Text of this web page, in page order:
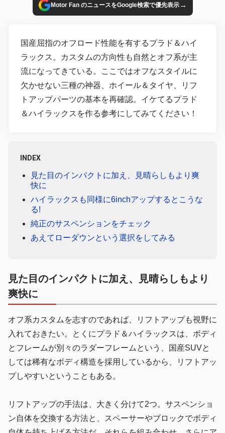
Motor Fan のニュースをGoogle検索で優先表示→
国産屈指のオフロード性能を有するプラド＆ハイ
ラックス。カスタムの方向性も自然とオフ系が主
流になってきている。ここではオフなスタイルに
欠かせない三種の神器、ホイール＆タイヤ、リフ
トアップパーツの基本を再確認。イケてるプラド
＆ハイラックスを作る参考にしてみてください！
INDEX
見た目のインパクトに加え、見晴らしもより爽
快に
ハイラックスも同様に6inchアップするとこうな
る!
純正のサスペンションをチェック
あえてローダウンという選択をしてみる
見た目のインパクトに加え、見晴らしもより
爽快に
オフ系カスタムを志すのであれば、リフトアップも視野に
入れておきたい。とくにプラド＆ハイラックスは、ボディ
とフレームが別々のラダーフレームという、国産SUVと
しては稀有なボディ構造を採用しているから、リフトアッ
プしやすいということもある。
リフトアップの手法は、大きく分けて2つ。サスペンショ
ン自体を交換する方法と、スペーサーやブロックでボディ